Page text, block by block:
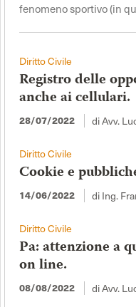
fenomeno sportivo (in
Diritto Civile
Registro delle
anche ai cellulari.
28/07/2022 di Avv.
Diritto Civile
Cookie e
14/06/2022 di Ing.
Diritto Civile
Pa: attenzione a
on line.
08/08/2022 di Avv.